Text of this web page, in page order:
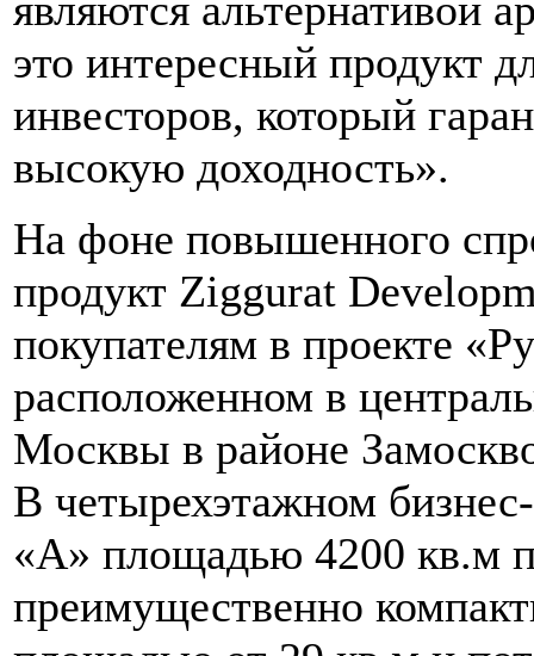
это интересный продукт
инвесторов, который
высокую доходность».
На фоне повышенного
продукт Ziggurat
покупателям в проекте
расположенном в
Москвы в районе
В четырехэтажном
«А» площадью 4200 кв.м
преимущественно